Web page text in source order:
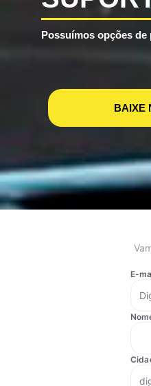
Possuímos opções de
BAIXE
E-